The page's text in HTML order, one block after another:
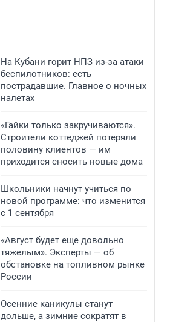
На Кубани горит НПЗ из-за атаки
беспилотников: есть
пострадавшие. Главное о ночных
налетах
«Гайки только закручиваются».
Строители коттеджей потеряли
половину клиентов — им
приходится сносить новые дома
Школьники начнут учиться по
новой программе: что изменится
с 1 сентября
«Август будет еще довольно
тяжелым». Эксперты — об
обстановке на топливном рынке
России
Осенние каникулы станут
дольше, а зимние сократят в